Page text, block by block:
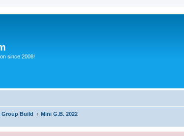
since 2008!
Group Build Mini G.B. 2022